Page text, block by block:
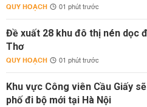
QUY HOẠCH 01 phút trước
Đề xuất 28 khu đô thị nén dọc
Thơ
QUY HOẠCH 01 phút trước
Khu vực Công viên Cầu Giấy
phố đi bộ mới tại Hà Nội